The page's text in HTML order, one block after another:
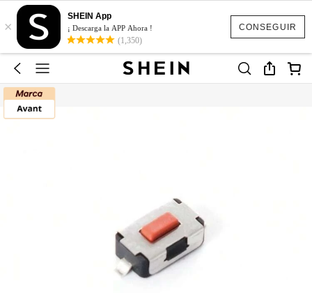
CONSEGUIR
×
SHEIN App
¡ Descarga la APP Ahora !
(1,350)